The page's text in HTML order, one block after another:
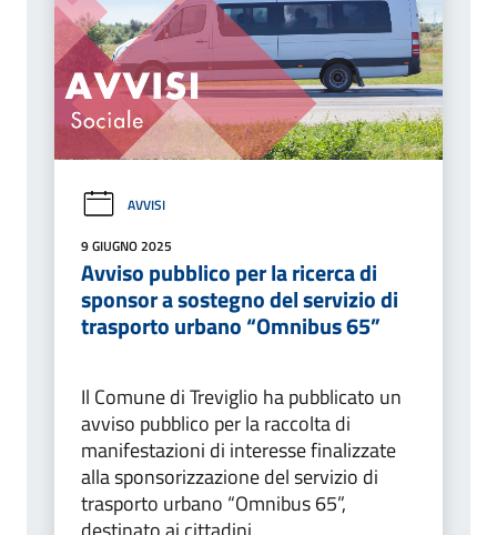
AVVISI
9 GIUGNO 2025
Avviso pubblico per la ricerca di
sponsor a sostegno del servizio di
trasporto urbano “Omnibus 65”
Il Comune di Treviglio ha pubblicato un
avviso pubblico per la raccolta di
manifestazioni di interesse finalizzate
alla sponsorizzazione del servizio di
trasporto urbano “Omnibus 65”,